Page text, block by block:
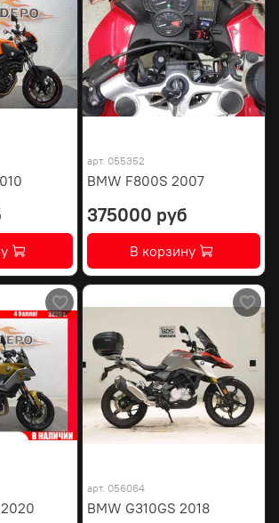
арт. 055352
BMW F800S 2007
375000 руб
В корзину
арт. 056064
BMW G310GS 2018